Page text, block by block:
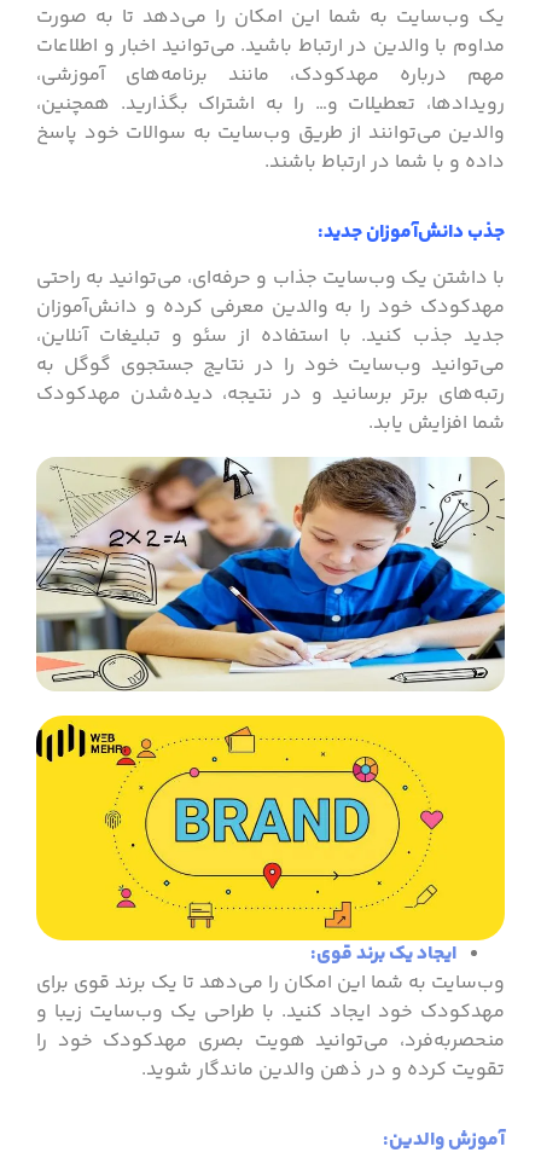
یک وب‌سایت به شما این امکان را می‌دهد تا به صورت
مداوم با والدین در ارتباط باشید. می‌توانید اخبار و اطلاعات
مهم درباره مهدکودک، مانند برنامه‌های آموزشی،
رویدادها، تعطیلات و… را به اشتراک بگذارید. همچنین،
والدین می‌توانند از طریق وب‌سایت به سوالات خود پاسخ
داده و با شما در ارتباط باشند.
جذب دانش‌آموزان جدید:
با داشتن یک وب‌سایت جذاب و حرفه‌ای، می‌توانید به راحتی
مهدکودک خود را به والدین معرفی کرده و دانش‌آموزان
جدید جذب کنید. با استفاده از سئو و تبلیغات آنلاین،
می‌توانید وب‌سایت خود را در نتایج جستجوی گوگل به
رتبه‌های برتر برسانید و در نتیجه، دیده‌شدن مهدکودک
شما افزایش یابد.
ایجاد یک برند قوی:
وب‌سایت به شما این امکان را می‌دهد تا یک برند قوی برای
مهدکودک خود ایجاد کنید. با طراحی یک وب‌سایت زیبا و
منحصربه‌فرد، می‌توانید هویت بصری مهدکودک خود را
تقویت کرده و در ذهن والدین ماندگار شوید.
آموزش والدین: